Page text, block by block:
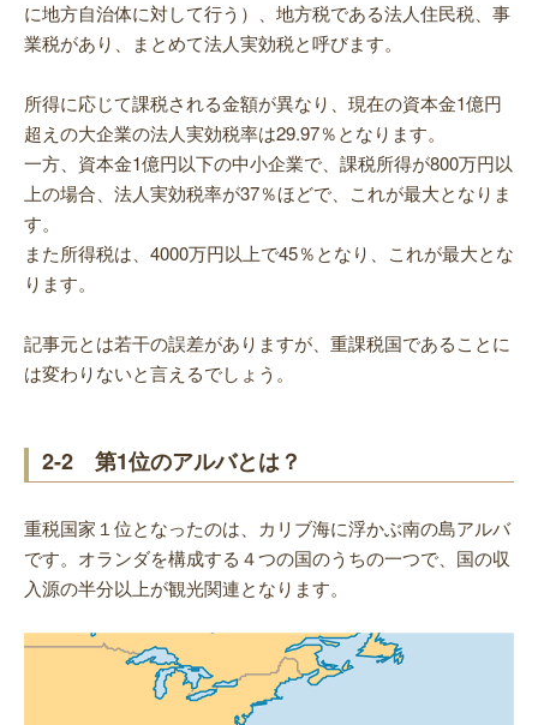
に地方自治体に対して行う）、地方税である法人住民税、事
業税があり、まとめて法人実効税と呼びます。
所得に応じて課税される金額が異なり、現在の資本金1億円
超えの大企業の法人実効税率は29.97％となります。
一方、資本金1億円以下の中小企業で、課税所得が800万円以
上の場合、法人実効税率が37％ほどで、これが最大となりま
す。
また所得税は、4000万円以上で45％となり、これが最大とな
ります。
記事元とは若干の誤差がありますが、重課税国であることに
は変わりないと言えるでしょう。
2-2 第1位のアルバとは？
重税国家１位となったのは、カリブ海に浮かぶ南の島アルバ
です。オランダを構成する４つの国のうちの一つで、国の収
入源の半分以上が観光関連となります。